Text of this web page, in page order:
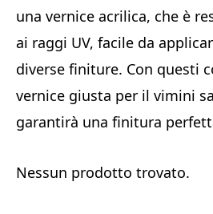
una vernice acrilica, che è
ai raggi UV, facile da
diverse finiture. Con questi
vernice giusta per il vimini
garantirà una finitura
Nessun prodotto trovato.